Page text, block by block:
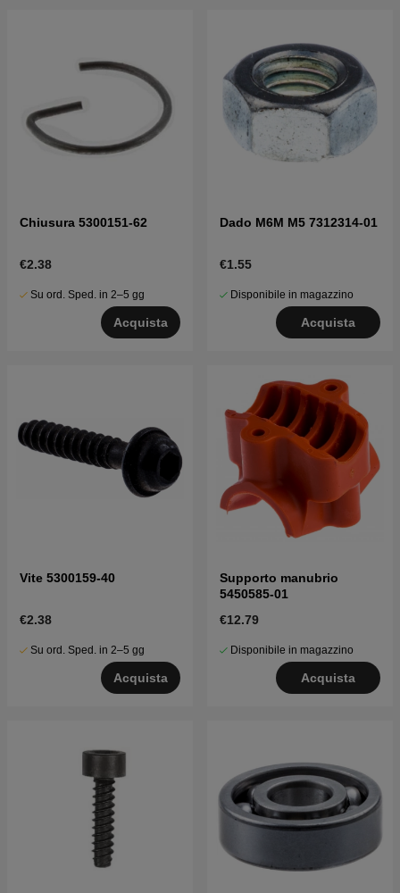
Chiusura 5300151-62
€2.38
Su ord. Sped. in 2–5 gg
Acquista
Dado M6M M5 7312314-01
€1.55
Disponibile in magazzino
Acquista
Vite 5300159-40
€2.38
Su ord. Sped. in 2–5 gg
Acquista
Supporto manubrio
5450585-01
€12.79
Disponibile in magazzino
Acquista